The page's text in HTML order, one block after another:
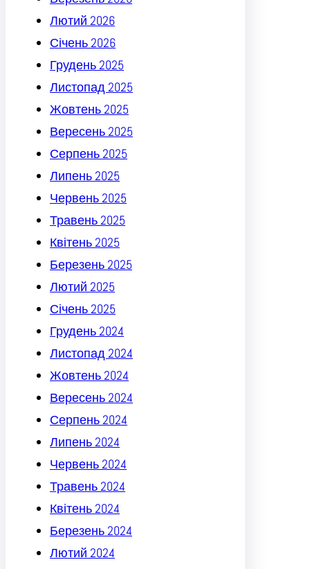
Лютий 2026
Січень 2026
Грудень 2025
Листопад 2025
Жовтень 2025
Вересень 2025
Серпень 2025
Липень 2025
Червень 2025
Травень 2025
Квітень 2025
Березень 2025
Лютий 2025
Січень 2025
Грудень 2024
Листопад 2024
Жовтень 2024
Вересень 2024
Серпень 2024
Липень 2024
Червень 2024
Травень 2024
Квітень 2024
Березень 2024
Лютий 2024